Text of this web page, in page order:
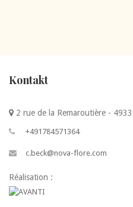
Kontakt
2 rue de la Remaroutière -
+491784571364
c.beck@nova-flore.com
Réalisation :